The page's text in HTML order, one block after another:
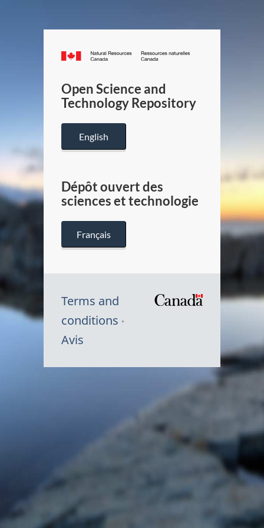
Canada.ca
/
Canada
Open Science and
Technology Repository
English
Dépôt ouvert des
sciences et technologie
Français
Terms and
conditions
Avis
du